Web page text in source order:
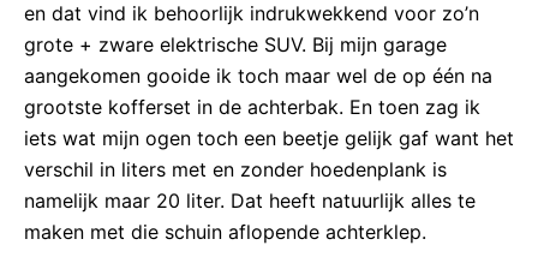
en dat vind ik behoorlijk indrukwekkend voor zo’n
grote + zware elektrische SUV. Bij mijn garage
aangekomen gooide ik toch maar wel de op één na
grootste kofferset in de achterbak. En toen zag ik
iets wat mijn ogen toch een beetje gelijk gaf want het
verschil in liters met en zonder hoedenplank is
namelijk maar 20 liter. Dat heeft natuurlijk alles te
maken met die schuin aflopende achterklep.